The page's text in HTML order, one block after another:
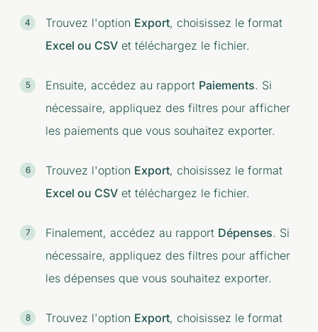
Trouvez l'option Export, choisissez le format
Excel ou CSV et téléchargez le fichier.
Ensuite, accédez au rapport Paiements. Si
nécessaire, appliquez des filtres pour afficher
les paiements que vous souhaitez exporter.
Trouvez l'option Export, choisissez le format
Excel ou CSV et téléchargez le fichier.
Finalement, accédez au rapport Dépenses. Si
nécessaire, appliquez des filtres pour afficher
les dépenses que vous souhaitez exporter.
Trouvez l'option Export, choisissez le format